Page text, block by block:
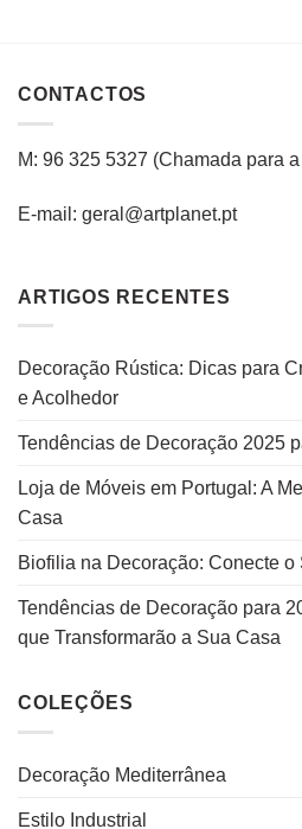
CONTACTOS
M: 96 325 5327 (Chamada para
E-mail: geral@artplanet.pt
ARTIGOS RECENTES
Decoração Rústica: Dicas para
e Acolhedor
Tendências de Decoração 2025
Loja de Móveis em Portugal: A
Casa
Biofilia na Decoração: Conecte o
Tendências de Decoração para
que Transformarão a Sua Casa
COLEÇÕES
Decoração Mediterrânea
Estilo Industrial